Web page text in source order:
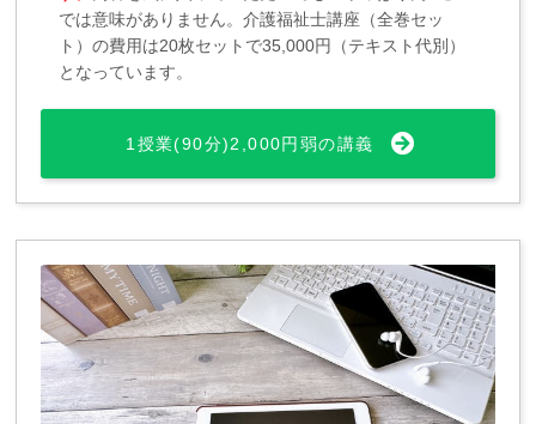
では意味がありません。介護福祉士講座（全巻セッ
ト）の費用は20枚セットで35,000円（テキスト代別）
となっています。
1授業(90分)2,000円弱の講義